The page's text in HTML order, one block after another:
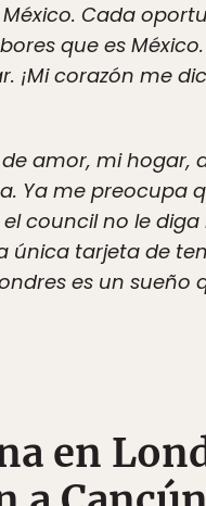
Cada
que es
¡Mi corazón me
amor, mi
Ya me preocupa
council no le
única tarjeta de
es un sueño
en